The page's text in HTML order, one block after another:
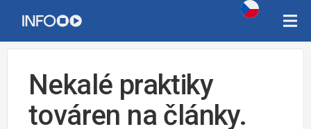
Nekalé praktiky
továren na články.